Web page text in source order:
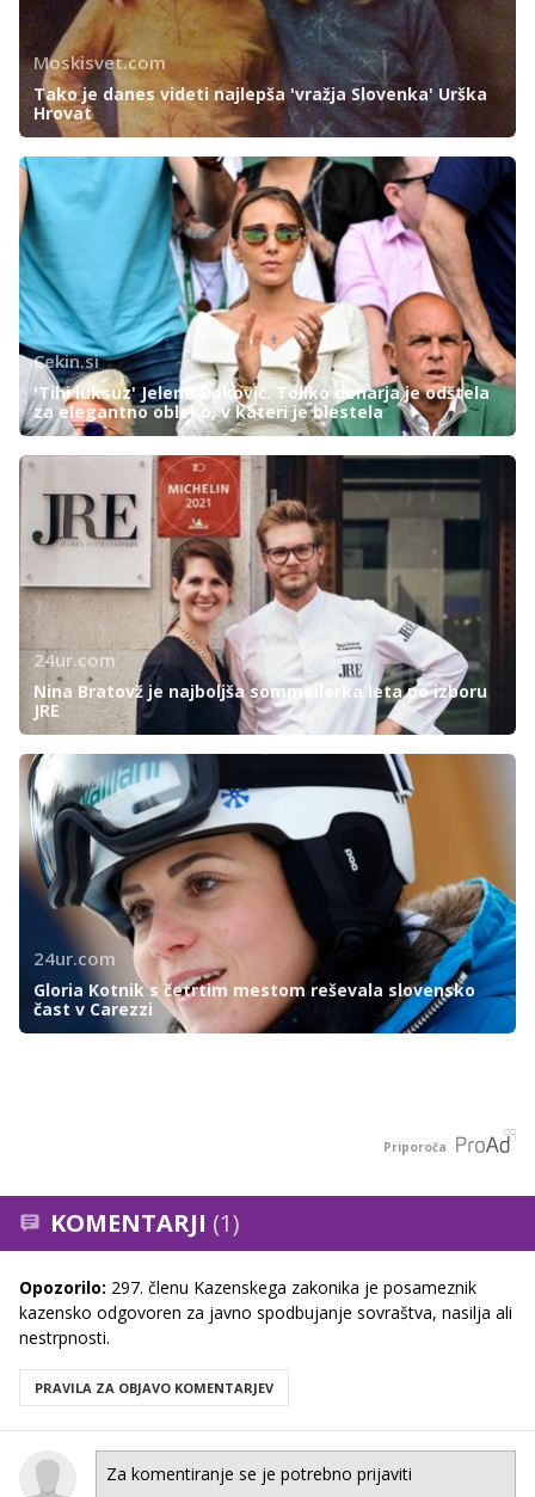
Moskisvet.com
Tako je danes videti najlepša 'vražja Slovenka' Urška
Hrovat
Cekin.si
'Tihi luksuz' Jelene Đoković. Toliko denarja je odštela
za elegantno obleko, v kateri je blestela
24ur.com
Nina Bratovž je najboljša sommeilerka leta po izboru
JRE
24ur.com
Gloria Kotnik s četrtim mestom reševala slovensko
čast v Carezzi
Priporoča
KOMENTARJI (1)
Opozorilo: 297. členu Kazenskega zakonika je posameznik
kazensko odgovoren za javno spodbujanje sovraštva, nasilja ali
nestrpnosti.
PRAVILA ZA OBJAVO KOMENTARJEV